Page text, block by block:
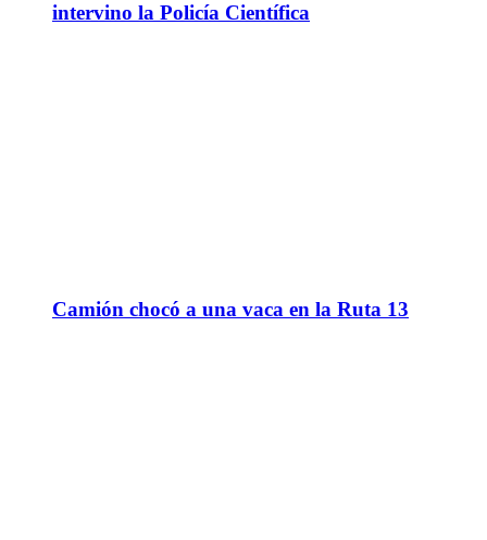
intervino la Policía Científica
Camión chocó a una vaca en la Ruta 13